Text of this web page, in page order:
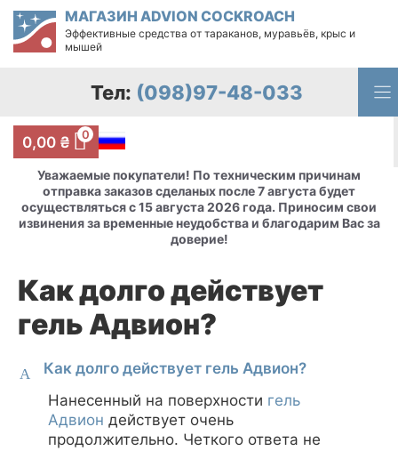
Перейти
содержимому
МАГАЗИН ADVION COCKROACH
Эффективные средства от тараканов, муравьёв, крыс и
мышей
Тел: (098)97-48-033
0,00 ₴ 0
Уважаемые покупатели! По техническим причинам
отправка заказов сделаных после 7 августа будет
осуществляться с 15 августа 2026 года. Приносим свои
извинения за временные неудобства и благодарим Вас за
доверие!
Как долго действует
гель Адвион?
A
Как долго действует гель Адвион?
Нанесенный на поверхности гель
Адвион действует очень
продолжительно. Четкого ответа не